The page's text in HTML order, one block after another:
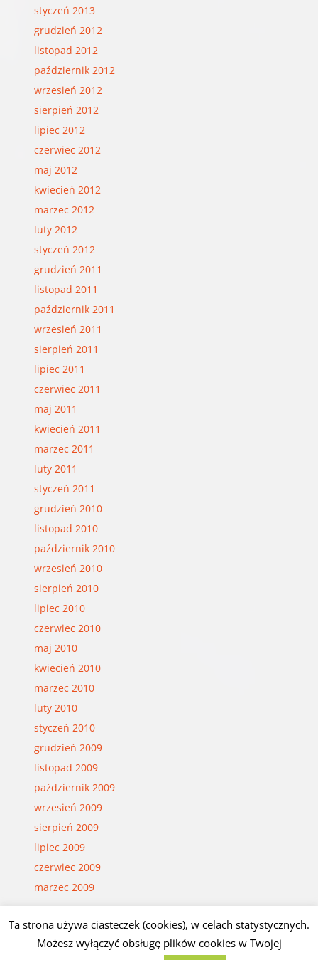
styczeń 2013
grudzień 2012
listopad 2012
październik 2012
wrzesień 2012
sierpień 2012
lipiec 2012
czerwiec 2012
maj 2012
kwiecień 2012
marzec 2012
luty 2012
styczeń 2012
grudzień 2011
listopad 2011
październik 2011
wrzesień 2011
sierpień 2011
lipiec 2011
czerwiec 2011
maj 2011
kwiecień 2011
marzec 2011
luty 2011
styczeń 2011
grudzień 2010
listopad 2010
październik 2010
wrzesień 2010
sierpień 2010
lipiec 2010
czerwiec 2010
maj 2010
kwiecień 2010
marzec 2010
luty 2010
styczeń 2010
grudzień 2009
listopad 2009
październik 2009
wrzesień 2009
sierpień 2009
lipiec 2009
czerwiec 2009
marzec 2009
© Czesław Białczyński
Ta strona używa ciasteczek (cookies), w celach statystycznych.
Możesz wyłączyć obsługę plików cookies w Twojej